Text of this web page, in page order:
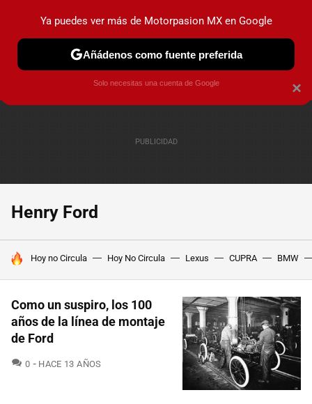
PRUEBAS INDUSTRIA HOY NO CIRCULA
Henry Ford
HOY SE HABLA DE
Hoy no Circula Hoy No Circula Lexus CUPRA BMW
Como un suspiro, los 100
años de la línea de montaje
de Ford
0 COMENTARIOS
HACE 13 AÑOS
×
Ya puedes ver más de Motorpasion MX en Google
Añádenos como fuente preferida
Solo necesitas una cuenta de Google